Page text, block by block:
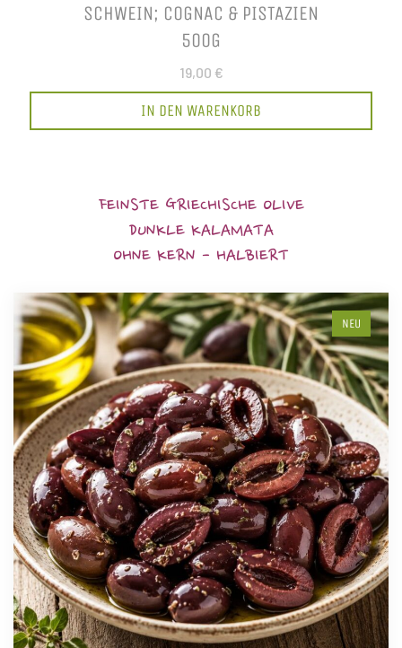
SCHWEIN; COGNAC & PISTAZIEN
500G
19,00 €
IN DEN WARENKORB
FEINSTE GRIECHISCHE OLIVE
DUNKLE KALAMATA
OHNE KERN - HALBIERT
NEU